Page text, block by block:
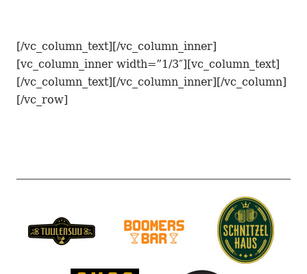
[/vc_column_text][/vc_column_inner]
[vc_column_inner width=”1/3″][vc_column_text]
[/vc_column_text][/vc_column_inner][/vc_column]
[/vc_row]